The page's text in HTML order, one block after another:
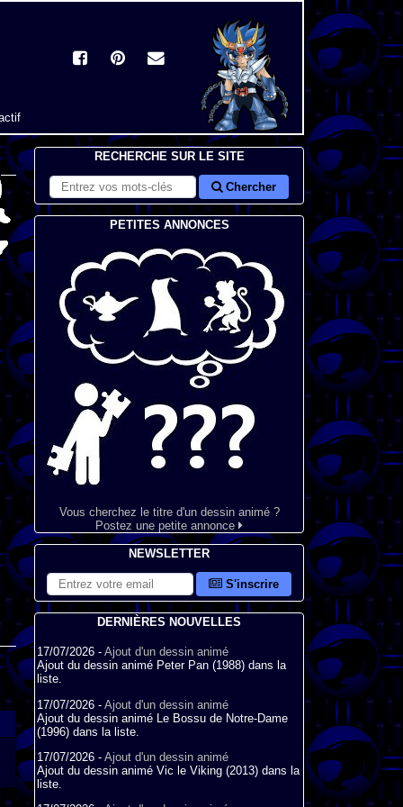
RECHERCHE SUR LE SITE
Chercher
PETITES ANNONCES
Vous cherchez le titre d'un dessin animé ?
Postez une petite annonce
NEWSLETTER
S'inscrire
DERNIÈRES NOUVELLES
17/07/2026 - Ajout d'un dessin animé
Ajout du dessin animé Peter Pan (1988) dans la
liste.
17/07/2026 - Ajout d'un dessin animé
Ajout du dessin animé Le Bossu de Notre-Dame
(1996) dans la liste.
17/07/2026 - Ajout d'un dessin animé
Ajout du dessin animé Vic le Viking (2013) dans la
liste.